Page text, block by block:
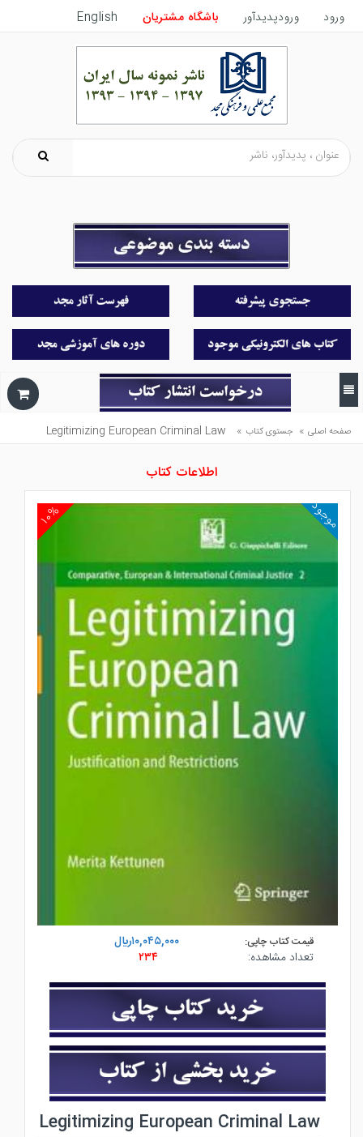
ورود ورودپدیدآور باشگاه مشتریان English
صفحه اصلی » جستوی کتاب »
Legitimizing European Criminal Law
اطلاعات کتاب
۱۰% موجود
قیمت کتاب چاپی:
۱۰,۰۴۵,۰۰۰ريال
تعداد مشاهده:
۲۳۴
Legitimizing European Criminal Law